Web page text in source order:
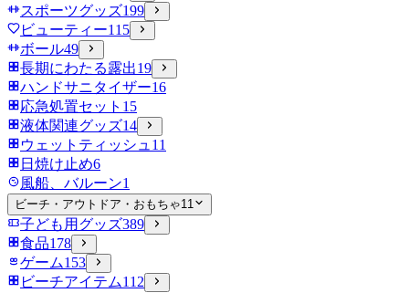
スポーツグッズ199
ビューティー115
ボール49
長期にわたる露出19
ハンドサニタイザー16
応急処置セット 15
液体関連グッズ14
ウェットティッシュ 11
日焼け止め6
風船、バルーン1
ビーチ・アウトドア・おもちゃ11
子ども用グッズ389
食品178
ゲーム153
ビーチアイテム112